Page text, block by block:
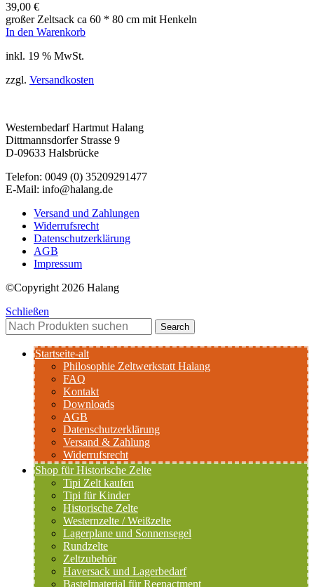
39,00 €
großer Zeltsack ca 60 * 80 cm mit Henkeln
In den Warenkorb
inkl. 19 % MwSt.
zzgl. Versandkosten
Westernbedarf Hartmut Halang
Dittmannsdorfer Strasse 9
D-09633 Halsbrücke
Telefon: 0049 (0) 35209291477
E-Mail: info@halang.de
Versand und Zahlungen
Widerrufsrecht
Datenschutzerklärung
AGB
Impressum
©Copyright 2026 Halang
Schließen
Search
Startseite-alt
Philosophie Zeltwerkstatt Halang
FAQ
Kontakt
Downloads
AGB
Datenschutzerklärung
Versand & Zahlung
Widerrufsrecht
Shop für Historische Zelte
Tipi Zelt kaufen
Tipi für Kinder
Historische Zelte
Westernzelte / Weißzelte
Lagerplane und Sonnensegel
Rundzelte
Zeltzubehör
Haversack und Lagerbedarf
Bastelmaterial für Reenactment